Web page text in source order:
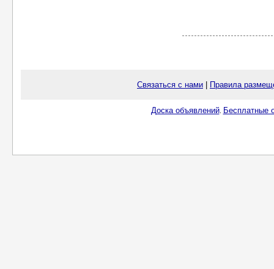
Связаться с нами Правила
Доска объявлений. Бесплатные